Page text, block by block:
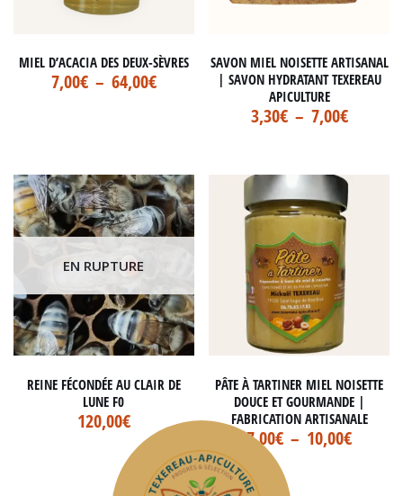
MIEL D’ACACIA DES DEUX-SÈVRES
7,00€ – 64,00€
SAVON MIEL NOISETTE ARTISANAL
| SAVON HYDRATANT TEXEREAU
APICULTURE
3,30€ – 7,00€
EN RUPTURE
REINE FÉCONDÉE AU CLAIR DE
LUNE F0
120,00€
PÂTE À TARTINER MIEL NOISETTE
DOUCE ET GOURMANDE |
FABRICATION ARTISANALE
7,00€ – 10,00€